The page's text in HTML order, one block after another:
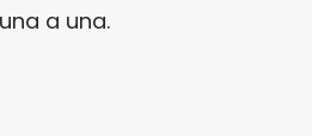
a una.